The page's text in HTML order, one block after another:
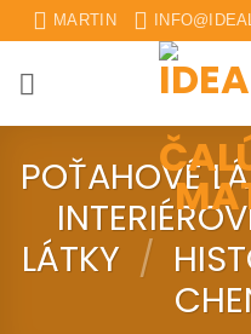
Skip
to
content
MARTIN
POŤAHOVÉ
LÁTKY /